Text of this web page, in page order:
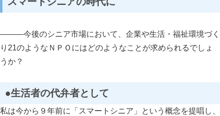
―――今後のシニア市場において、企業や生活・福祉環境づく
り21のようなＮＰＯにはどのようなことが求められるでしょ
うか？
●生活者の代弁者として
私は今から９年前に「スマートシニア」という概念を提唱し、